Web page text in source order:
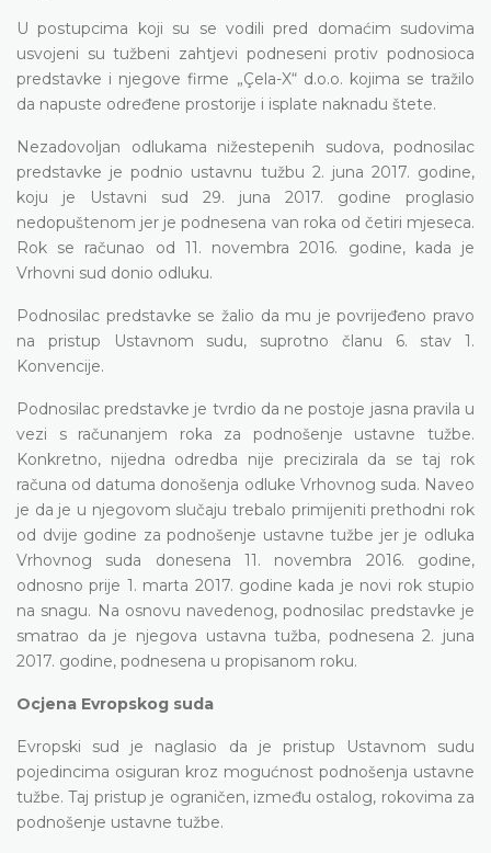
U postupcima koji su se vodili pred domaćim sudovima
usvojeni su tužbeni zahtjevi podneseni protiv podnosioca
predstavke i njegove firme „Çela-X“ d.o.o. kojima se tražilo
da napuste određene prostorije i isplate naknadu štete.
Nezadovoljan odlukama nižestepenih sudova, podnosilac
predstavke je podnio ustavnu tužbu 2. juna 2017. godine,
koju je Ustavni sud 29. juna 2017. godine proglasio
nedopuštenom jer je podnesena van roka od četiri mjeseca.
Rok se računao od 11. novembra 2016. godine, kada je
Vrhovni sud donio odluku.
Podnosilac predstavke se žalio da mu je povrijeđeno pravo
na pristup Ustavnom sudu, suprotno članu 6. stav 1.
Konvencije.
Podnosilac predstavke je tvrdio da ne postoje jasna pravila u
vezi s računanjem roka za podnošenje ustavne tužbe.
Konkretno, nijedna odredba nije precizirala da se taj rok
računa od datuma donošenja odluke Vrhovnog suda. Naveo
je da je u njegovom slučaju trebalo primijeniti prethodni rok
od dvije godine za podnošenje ustavne tužbe jer je odluka
Vrhovnog suda donesena 11. novembra 2016. godine,
odnosno prije 1. marta 2017. godine kada je novi rok stupio
na snagu. Na osnovu navedenog, podnosilac predstavke je
smatrao da je njegova ustavna tužba, podnesena 2. juna
2017. godine, podnesena u propisanom roku.
Ocjena Evropskog suda
Evropski sud je naglasio da je pristup Ustavnom sudu
pojedincima osiguran kroz mogućnost podnošenja ustavne
tužbe. Taj pristup je ograničen, između ostalog, rokovima za
podnošenje ustavne tužbe.